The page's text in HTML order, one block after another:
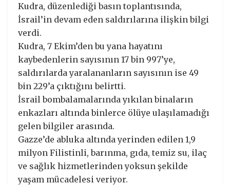
Kudra, düzenlediği basın toplantısında,
İsrail’in devam eden saldırılarına ilişkin bilgi
verdi.
Kudra, 7 Ekim’den bu yana hayatını
kaybedenlerin sayısının 17 bin 997’ye,
saldırılarda yaralananların sayısının ise 49
bin 229’a çıktığını belirtti.
İsrail bombalamalarında yıkılan binaların
enkazları altında binlerce ölüye ulaşılamadığı
gelen bilgiler arasında.
Gazze’de abluka altında yerinden edilen 1,9
milyon Filistinli, barınma, gıda, temiz su, ilaç
ve sağlık hizmetlerinden yoksun şekilde
yaşam mücadelesi veriyor.